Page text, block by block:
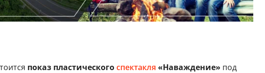
показ пластическогоспектакля «Наваждение» под